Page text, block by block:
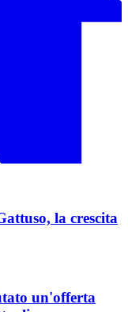
la crescita
un'offerta